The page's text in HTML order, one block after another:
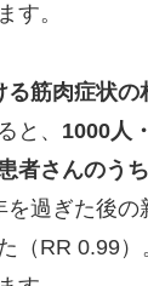
す。
る筋肉症状
と、 1000人
者さんのう
を過ぎた後
（RR 0.99